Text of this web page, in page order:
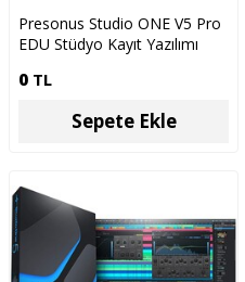
Presonus Studio ONE V5 Pro
EDU Stüdyo Kayıt Yazılımı
0 TL
Sepete Ekle